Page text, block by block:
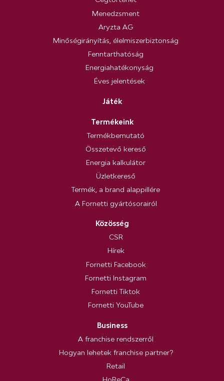
Menedzsment
Aryzta AG
Minőségirányítás, élelmiszerbiztonság
Fenntarthatóság
Energiahatékonyság
Éves jelentések
Játék
Termékeink
Termékbemutató
Összetevő kereső
Energia kalkulátor
Üzletkereső
Termék, a brand alappillére
A Fornetti gyártósorairól
Közösség
CSR
Hírek
Fornetti Facebook
Fornetti Instagram
Fornetti Tiktok
Fornetti YouTube
Business
A franchise rendszerről
Hogyan lehetek franchise partner?
Retail